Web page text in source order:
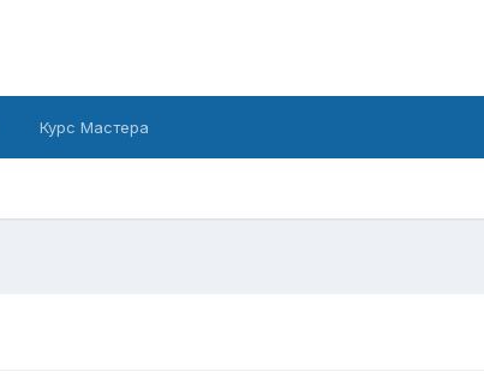
Курс Мастера